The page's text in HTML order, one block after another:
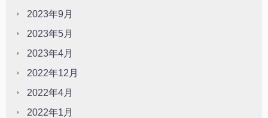
2023年9月
2023年5月
2023年4月
2022年12月
2022年4月
2022年1月